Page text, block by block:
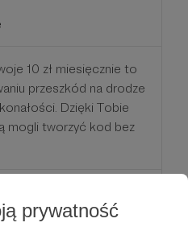
prywatność
10 zł miesięcznie to
przeszkód na drodze
Dzięki Tobie
mogli tworzyć kod bez